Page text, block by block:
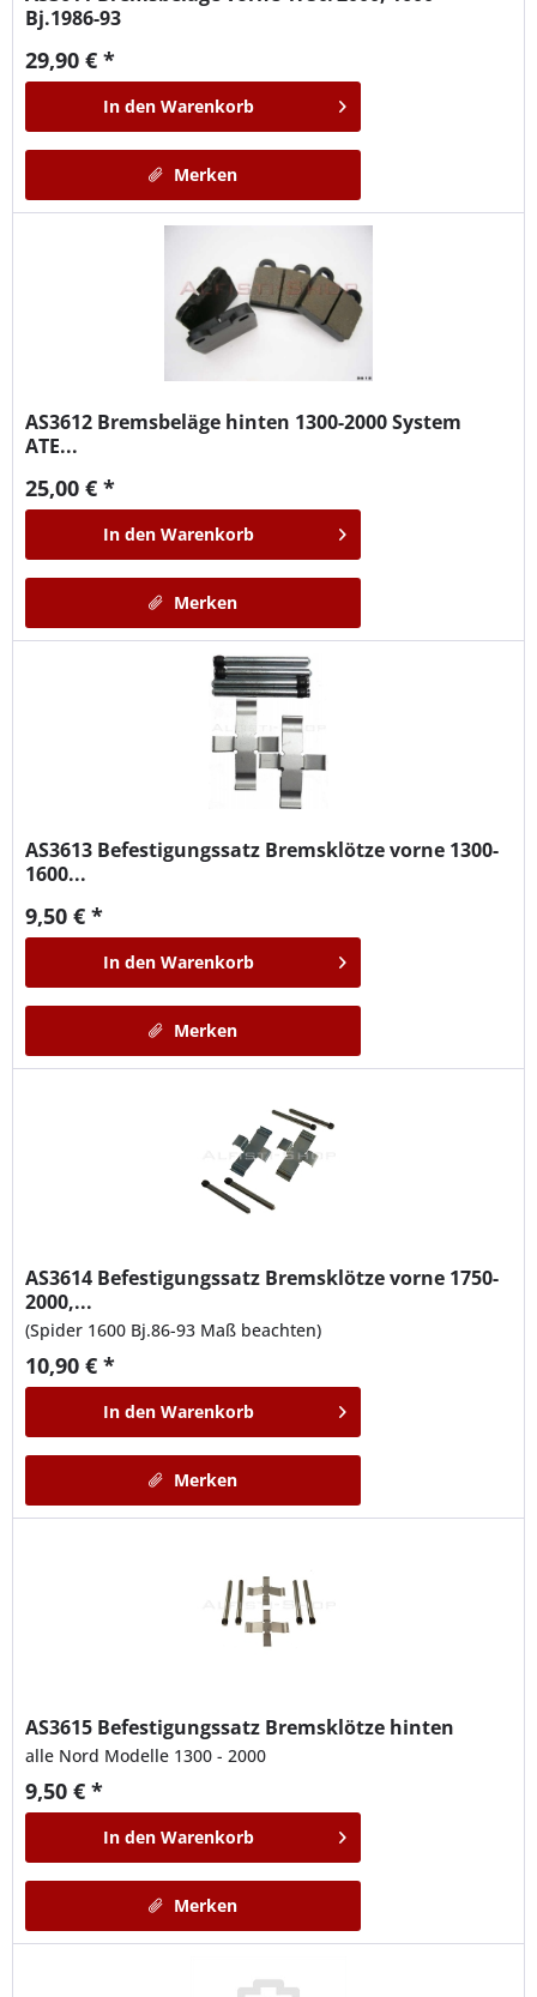
Bj.1986-93
29,90 € *
In den Warenkorb
Merken
AS3612 Bremsbeläge hinten 1300-2000 System
ATE...
25,00 € *
In den Warenkorb
Merken
AS3613 Befestigungssatz Bremsklötze vorne 1300-
1600...
9,50 € *
In den Warenkorb
Merken
AS3614 Befestigungssatz Bremsklötze vorne 1750-
2000,...
(Spider 1600 Bj.86-93 Maß beachten)
10,90 € *
In den Warenkorb
Merken
AS3615 Befestigungssatz Bremsklötze hinten
alle Nord Modelle 1300 - 2000
9,50 € *
In den Warenkorb
Merken